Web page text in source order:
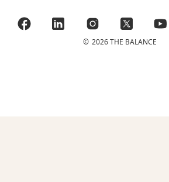
© 2026 THE BALANCE